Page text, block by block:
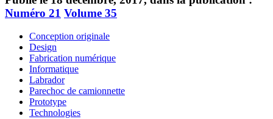
Numéro 21 Volume 35
Conception originale
Design
Fabrication numérique
Informatique
Labrador
Parechoc de camionnette
Prototype
Technologies